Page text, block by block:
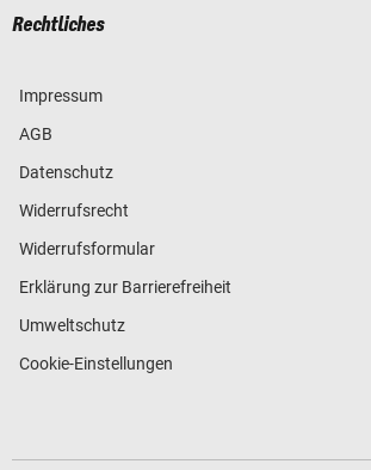
Rechtliches
Impressum
AGB
Datenschutz
Widerrufsrecht
Widerrufsformular
Erklärung zur Barrierefreiheit
Umweltschutz
Cookie-Einstellungen